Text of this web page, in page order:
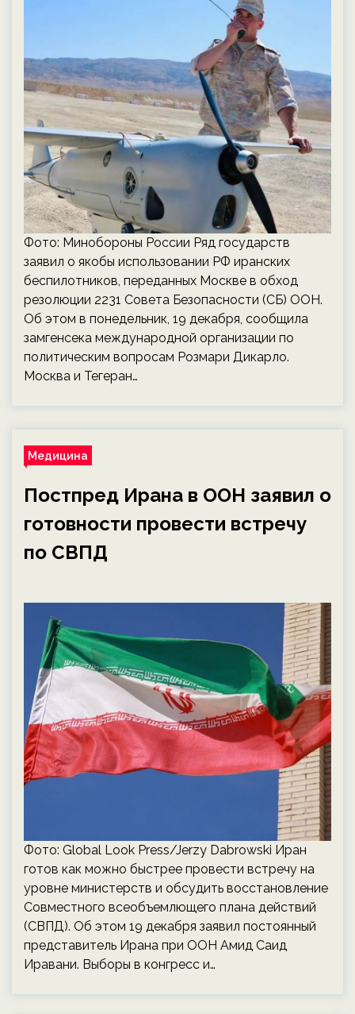
Фото: Минобороны России Ряд государств
заявил о якобы использовании РФ иранских
беспилотников, переданных Москве в обход
резолюции 2231 Совета Безопасности (СБ) ООН.
Об этом в понедельник, 19 декабря, сообщила
замгенсека международной организации по
политическим вопросам Розмари Дикарло.
Москва и Тегеран…
Медицина
Постпред Ирана в ООН заявил о
готовности провести встречу
по СВПД
Фото: Global Look Press/Jerzy Dabrowski Иран
готов как можно быстрее провести встречу на
уровне министерств и обсудить восстановление
Совместного всеобъемлющего плана действий
(СВПД). Об этом 19 декабря заявил постоянный
представитель Ирана при ООН Амид Саид
Иравани. Выборы в конгресс и…